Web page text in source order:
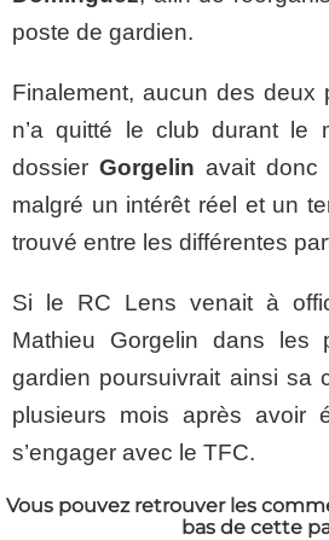
poste de gardien.
Finalement, aucun des deux
n’a quitté le club durant le
dossierGorgelin avait donc
malgré un intérêt réel et un
trouvé entre les différentes
Si le RC Lens venait à
Mathieu Gorgelin dans les
gardien poursuivrait ainsi sa
plusieurs mois après avoir
s’engager avec le TFC.
Vous pouvez retrouver les
bas de cette